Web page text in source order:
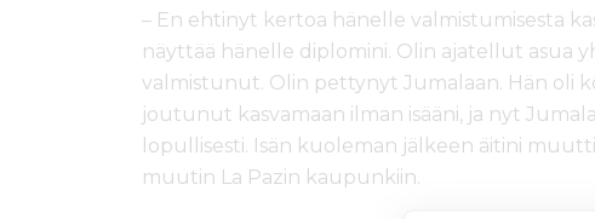
– En ehtinyt kertoa hänelle valmistumisesta
näyttää hänelle diplomini. Olin ajatellut asua
valmistunut. Olin pettynyt Jumalaan. Hän oli
joutunut kasvamaan ilman isääni, ja nyt
lopullisesti. Isän kuoleman jälkeen äitini
muutin La Pazin kaupunkiin.